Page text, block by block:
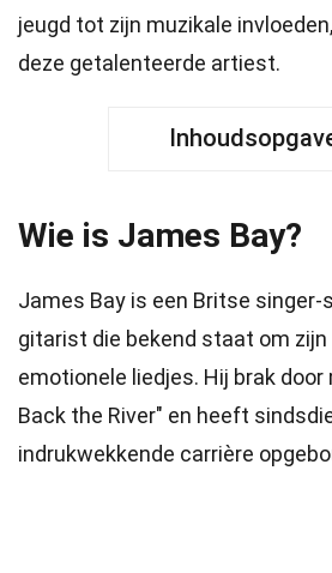
jeugd tot zijn muzikale
deze getalenteerde artiest.
Wie is James Bay?
James Bay is een Britse singer-
gitarist die bekend staat om zijn
emotionele liedjes. Hij brak door
Back the River" en heeft
indrukwekkende carrière